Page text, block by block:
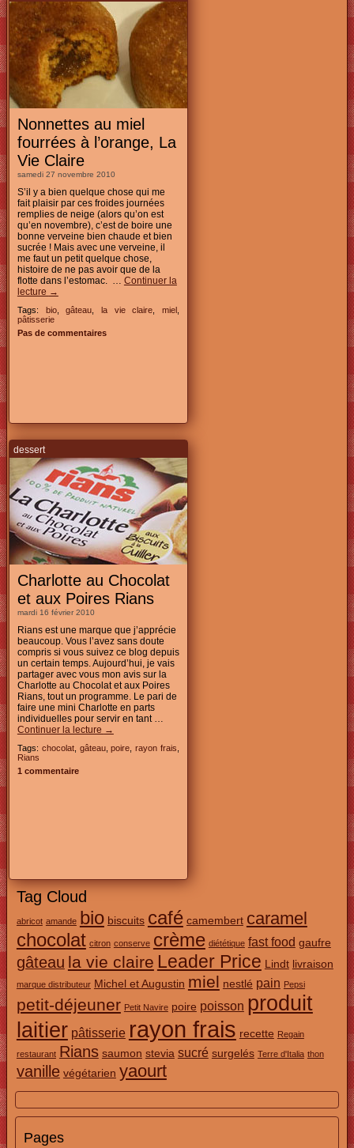
Nonnettes au miel
fourrées à l’orange, La
Vie Claire
samedi 27 novembre 2010
S’il y a bien quelque chose qui me
fait plaisir par ces froides journées
remplies de neige (alors qu’on est
qu’en novembre), c’est de boire une
bonne verveine bien chaude et bien
sucrée ! Mais avec une verveine, il
me faut un petit quelque chose,
histoire de ne pas avoir que de la
flotte dans l’estomac. … Continuer la
lecture →
Tags: bio,gâteau la vie claire miel,
pâtisserie
Pas de commentaires
dessert
Charlotte au Chocolat
et aux Poires Rians
mardi 16 février 2010
Rians est une marque que j’apprécie
beaucoup. Vous l’avez sans doute
compris si vous suivez ce blog depuis
un certain temps. Aujourd’hui, je vais
partager avec vous mon avis sur la
Charlotte au Chocolat et aux Poires
Rians, tout un programme. Le pari de
faire une mini Charlotte en parts
individuelles pour servir en tant …
Continuer la lecture →
Tags: chocolat, gâteau,poire ,rayon frais
Rians
1 commentaire
Tag Cloud
abricot amande bio biscuits café camembert caramel
chocolat citron conserve crème diététique fast food gaufre
gâteau la vie claire Leader Price Lindt livraison
marque distributeur Michel et Augustin miel nestlé pain Pepsi
petit-déjeuner Petit Navire poire poisson produit
laitier pâtisserie rayon frais recette Regain
restaurant Rians saumon stevia sucré surgelés Terre d'Italia thon
vanille végétarien yaourt
Pages